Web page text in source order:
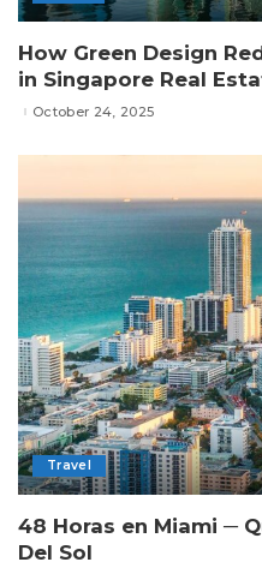
How Green Design
in Singapore Real
October 24, 2025
Travel
48 Horas en Miami ─
Del Sol